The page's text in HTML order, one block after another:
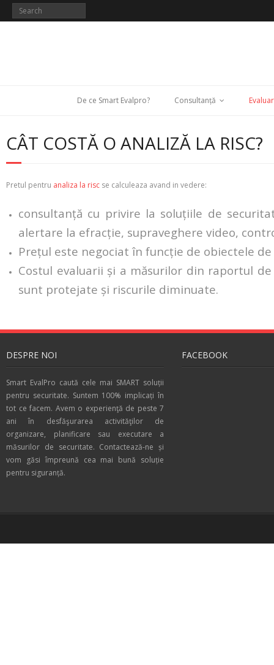
De ce Smart Evalpro? Consultanță
CÂT COSTĂ O ANALIZĂ LA RISC?
Pretul pentru analiza la risc se calculeaza avand in vedere:
consultanță cu privire la soluțiile de
alertare la efracție, supraveghere video,
Prețul este negociat în funcție de obiectele
Costul evaluarii și a măsurilor din raportul
sunt protejate și riscurile diminuate.
DESPRE NOI
Smart EvalPro caută cele mai SMART soluții
pentru securitate. Suntem 100% implicați în
tot ce facem. Avem o experienţă de peste 7
ani în desfăşurarea activităţilor de
organizare, planificare sau executare a
măsurilor de securitate. Contactează-ne și
vom găsi împreună cea mai bună soluție
pentru siguranță.
FACEBOOK